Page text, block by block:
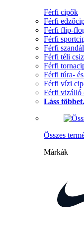
Férfi cipők
Férfi
Férfi flip-
Férfi
Férfi
Férfi téli
Férfi
Férfi túra-
Férfi vízi
Férfi vizálló
Láss
Összes
Márkák